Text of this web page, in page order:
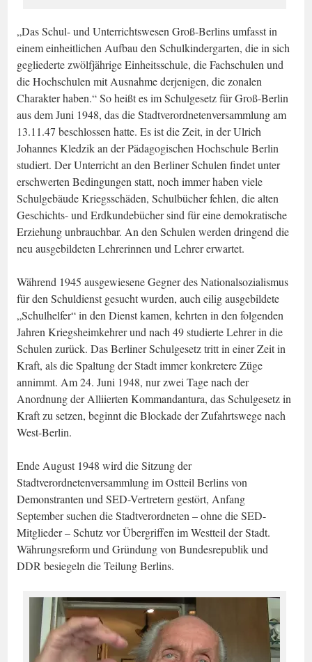
„Das Schul- und Unterrichtswesen Groß-Berlins umfasst in
einem einheitlichen Aufbau den Schulkindergarten, die in sich
gegliederte zwölfjährige Einheitsschule, die Fachschulen und
die Hochschulen mit Ausnahme derjenigen, die zonalen
Charakter haben.“ So heißt es im Schulgesetz für Groß-Berlin
aus dem Juni 1948, das die Stadtverordnetenversammlung am
13.11.47 beschlossen hatte. Es ist die Zeit, in der Ulrich
Johannes Kledzik an der Pädagogischen Hochschule Berlin
studiert. Der Unterricht an den Berliner Schulen findet unter
erschwerten Bedingungen statt, noch immer haben viele
Schulgebäude Kriegsschäden, Schulbücher fehlen, die alten
Geschichts- und Erdkundebücher sind für eine demokratische
Erziehung unbrauchbar. An den Schulen werden dringend die
neu ausgebildeten Lehrerinnen und Lehrer erwartet.
Während 1945 ausgewiesene Gegner des Nationalsozialismus
für den Schuldienst gesucht wurden, auch eilig ausgebildete
„Schulhelfer“ in den Dienst kamen, kehrten in den folgenden
Jahren Kriegsheimkehrer und nach 49 studierte Lehrer in die
Schulen zurück. Das Berliner Schulgesetz tritt in einer Zeit in
Kraft, als die Spaltung der Stadt immer konkretere Züge
annimmt. Am 24. Juni 1948, nur zwei Tage nach der
Anordnung der Alliierten Kommandantura, das Schulgesetz in
Kraft zu setzen, beginnt die Blockade der Zufahrtswege nach
West-Berlin.
Ende August 1948 wird die Sitzung der
Stadtverordnetenversammlung im Ostteil Berlins von
Demonstranten und SED-Vertretern gestört, Anfang
September suchen die Stadtverordneten – ohne die SED-
Mitglieder – Schutz vor Übergriffen im Westteil der Stadt.
Währungsreform und Gründung von Bundesrepublik und
DDR besiegeln die Teilung Berlins.